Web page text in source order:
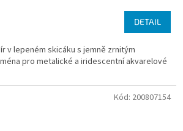
DETAIL
v lepeném skicáku s jemně zrnitým
pro metalické a iridescentní akvarelové
Kód: 200807154